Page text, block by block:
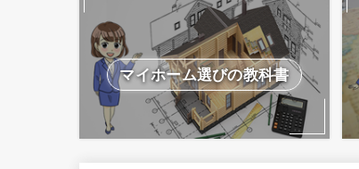
マイホーム選びの教科書